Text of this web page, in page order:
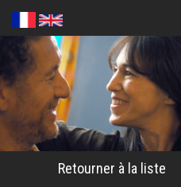
Aller
au
contenu
principal
Retourner à la liste